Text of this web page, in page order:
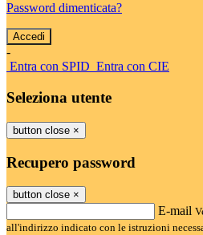
Password dimenticata?
-
Entra con SPID Entra con CIE
Seleziona utente
button close ×
Recupero password
button close ×
E-mail
all'indirizzo indicato con le istruzioni